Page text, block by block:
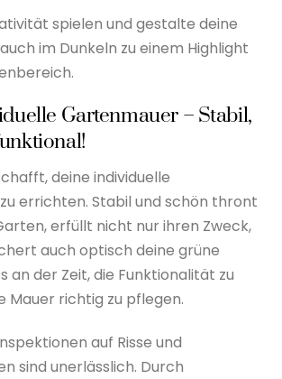
spielen und gestalte deine
im Dunkeln zu einem Highlight
Gartenmauer – Stabil,
deine individuelle
errichten. Stabil und schön thront
erfüllt nicht nur ihren Zweck,
auch optisch deine grüne
an der Zeit, die Funktionalität zu
Mauer richtig zu pflegen.
auf Risse und
sind unerlässlich. Durch